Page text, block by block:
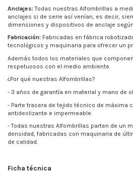
Anclajes: Todas nuestras Alfombrillas a
anclajes si de serie así venían, es decir,
dimensiones y dispositivos de anclaje
Fabricación: Fabricadas en fábrica
tecnológicos y maquinaria para ofrecer un
Además todos los materiales que
respetuosos con el medio ambiente.
¿Por qué nuestras Alfombrillas?
- 3 años de garantía en material y mano de
- Parte trasera de tejido técnico de máxima
antideslizante e impermeable.
- Todas nuestras Alfombrillas parten de un
densidad, fabricadas con maquinaria de
de calidad.
Ficha técnica